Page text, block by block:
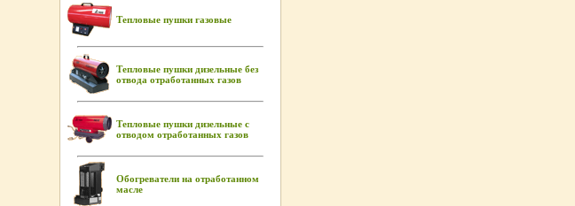
Тепловые пушки газовые
Тепловые пушки дизельные без
отвода отработанных газов
Тепловые пушки дизельные с
отводом отработанных газов
Обогреватели на отработанном
масле